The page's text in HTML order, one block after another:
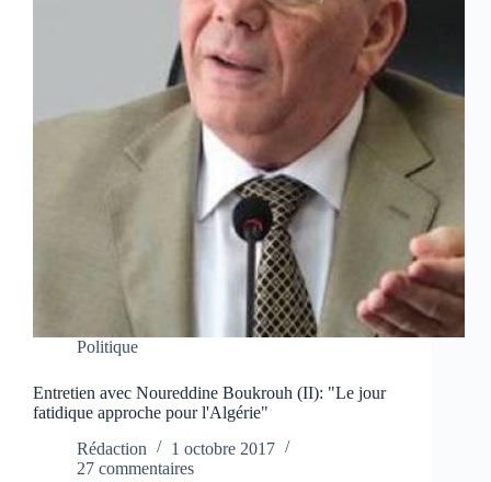
Politique
Entretien avec Noureddine Boukrouh (II): "Le jour
fatidique approche pour l'Algérie"
Rédaction
1 octobre 2017
27 commentaires